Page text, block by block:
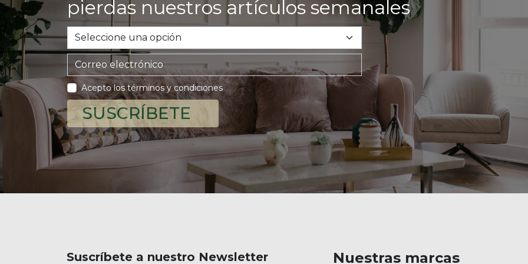
pierdas nuestros artículos semanales
Acepto los términos y condiciones
SUSCRÍBETE
Suscríbete a nuestro Newsletter Nuestras marcas